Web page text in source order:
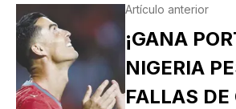
Artículo anterior
¡GANA
NIGERIA
FALLAS